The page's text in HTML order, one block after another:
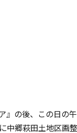
』の後、この日の
中郷萩田土地区画